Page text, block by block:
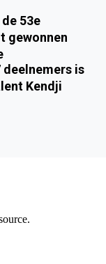
53e
gewonnen
deelnemers is
Kendji